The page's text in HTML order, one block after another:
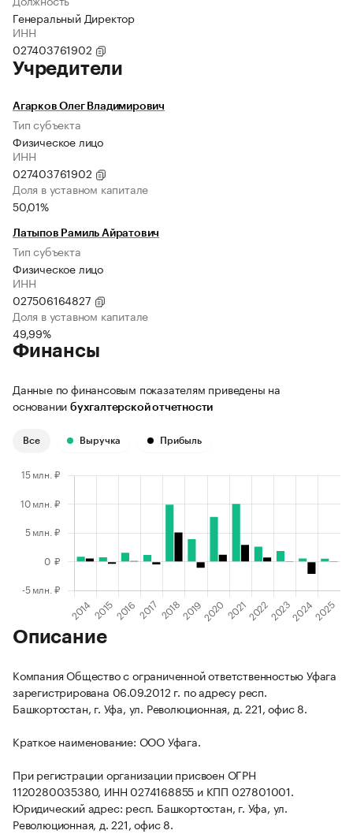
Генеральный Директор
ИНН
027403761902
Учредители
Агарков Олег Владимирович
Тип субъекта
Физическое лицо
ИНН
027403761902
Доля в уставном капитале
50,01%
Латыпов Рамиль Айратович
Тип субъекта
Физическое лицо
ИНН
027506164827
Доля в уставном капитале
49,99%
Финансы
Данные по финансовым показателям приведены на
основании бухгалтерской отчетности
Все Выручка Прибыль
Описание
Компания Общество с ограниченной ответственностью Уфага
зарегистрирована 06.09.2012 г. по адресу респ.
Башкортостан, г. Уфа, ул. Революционная, д. 221, офис 8.
Краткое наименование: ООО Уфага.
При регистрации организации присвоен ОГРН
1120280035380, ИНН 0274168855 и КПП 027801001.
Юридический адрес: респ. Башкортостан, г. Уфа, ул.
Революционная, д. 221, офис 8.